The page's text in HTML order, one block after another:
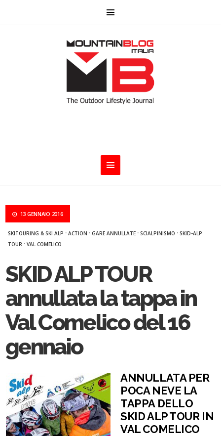
13 GENNAIO 2016
SKITOURING & SKI ALP ·ACTION ·GARE ANNULLATE ·SCIALPINISMO ·SKID-ALP
TOUR ·VAL COMELICO
SKID ALP TOUR
annullata la tappa in
Val Comelico del 16
gennaio
ANNULLATA PER
POCA NEVE LA
TAPPA DELLO
SKID ALP TOUR IN
VAL COMELICO